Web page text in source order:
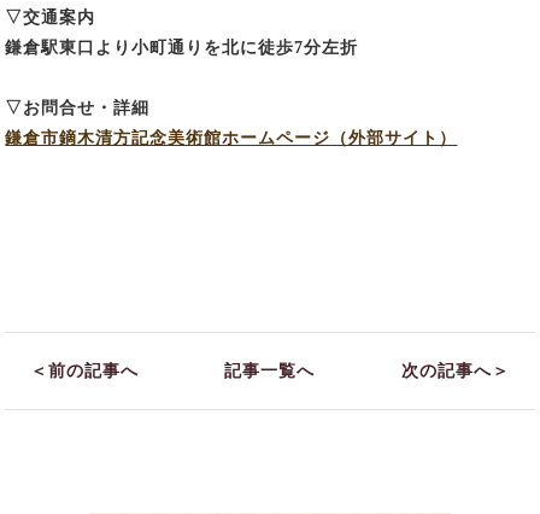
▽交通案内
鎌倉駅東口より小町通りを北に徒歩7分左折
▽お問合せ・詳細
鎌倉市鏑木清方記念美術館ホームページ（外部サイト）
＜前の記事へ 記事一覧へ 次の記事へ＞